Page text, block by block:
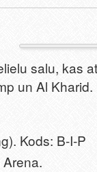
salu, kas
un Al Kharid.
Kods: B-I-P